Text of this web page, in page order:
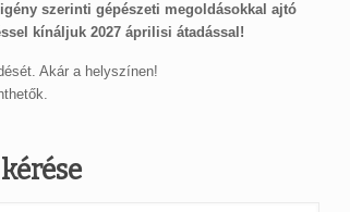
szerinti gépészeti megoldásokkal ajtó
kínáljuk 2027 áprilisi átadással!
Akár a helyszínen!